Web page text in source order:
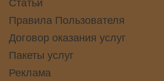
Правила Пользователя
Договор оказания услуг
Пакеты услуг
Реклама